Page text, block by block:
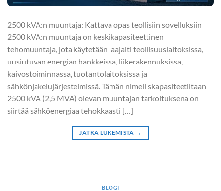
2500 kVA:n muuntaja: Kattava opas teollisiin sovelluksiin
2500 kVA:n muuntaja on keskikapasiteettinen
tehomuuntaja, jota käytetään laajalti teollisuuslaitoksissa,
uusiutuvan energian hankkeissa, liikerakennuksissa,
kaivostoiminnassa, tuotantolaitoksissa ja
sähkönjakelujärjestelmissä. Tämän nimelliskapasiteetiltaan
2500 kVA (2,5 MVA) olevan muuntajan tarkoituksena on
siirtää sähköenergiaa tehokkaasti […]
JATKA LUKEMISTA →
BLOGI